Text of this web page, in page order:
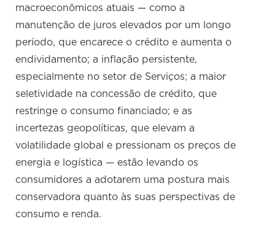
macroeconômicos atuais — como a
manutenção de juros elevados por um longo
período, que encarece o crédito e aumenta o
endividamento; a inflação persistente,
especialmente no setor de Serviços; a maior
seletividade na concessão de crédito, que
restringe o consumo financiado; e as
incertezas geopolíticas, que elevam a
volatilidade global e pressionam os preços de
energia e logística — estão levando os
consumidores a adotarem uma postura mais
conservadora quanto às suas perspectivas de
consumo e renda.